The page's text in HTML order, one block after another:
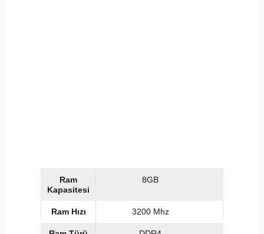
Ram
Kapasitesi
8GB
Ram Hızı 3200 Mhz